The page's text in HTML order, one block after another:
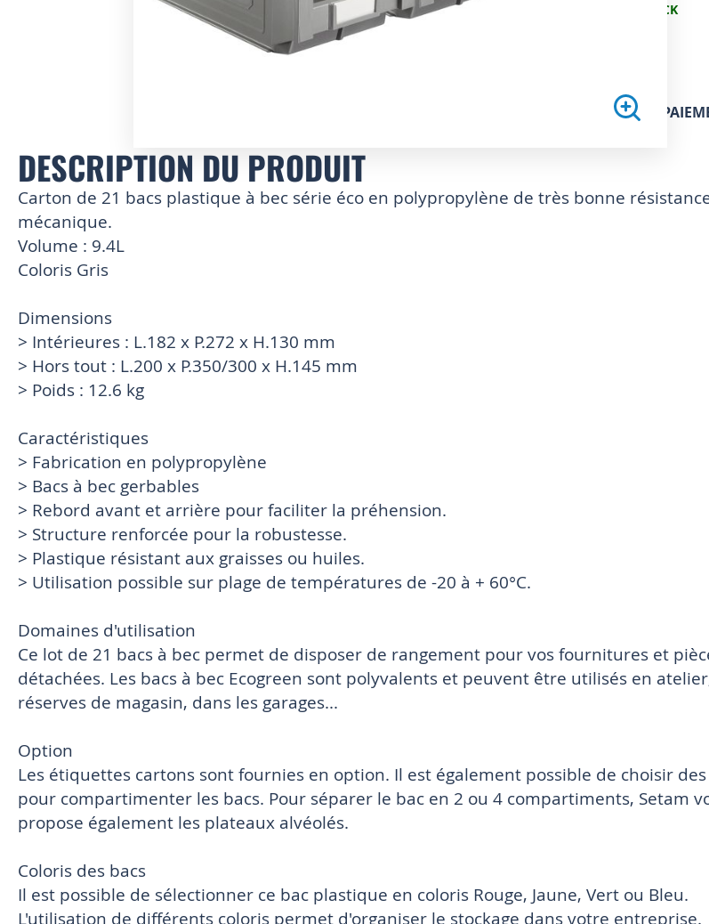
Skip
the
beginning
of
the
images
gallery
EN STOCK
DESCRIPTION DU PRODUIT
Carton de 21 bacs plastique à bec série éco en polypropylène de très bonne
mécanique.
Volume : 9.4L
Coloris Gris
Dimensions
> Intérieures : L.182 x P.272 x H.130 mm
> Hors tout : L.200 x P.350/300 x H.145 mm
> Poids : 12.6 kg
Caractéristiques
> Fabrication en polypropylène
> Bacs à bec gerbables
> Rebord avant et arrière pour faciliter la préhension.
> Structure renforcée pour la robustesse.
> Plastique résistant aux graisses ou huiles.
> Utilisation possible sur plage de températures de -20 à + 60°C.
Domaines d'utilisation
Ce lot de 21 bacs à bec permet de disposer de rangement pour vos fournitures et
détachées. Les bacs à bec Ecogreen sont polyvalents et peuvent être utilisés en
réserves de magasin, dans les garages...
Option
Les étiquettes cartons sont fournies en option. Il est également possible de choisir
pour compartimenter les bacs. Pour séparer le bac en 2 ou 4 compartiments, Setam
propose également les plateaux alvéolés.
Coloris des bacs
Il est possible de sélectionner ce bac plastique en coloris Rouge, Jaune, Vert ou Bleu.
L'utilisation de différents coloris permet d'organiser le stockage dans votre entreprise.